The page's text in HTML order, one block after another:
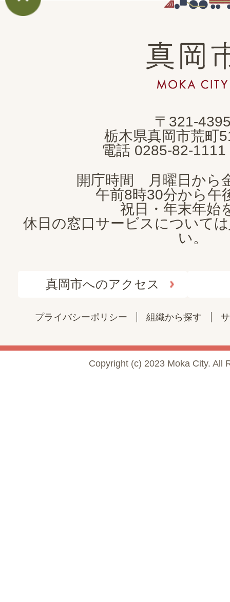
真
岡
市
CITY
〒321-
栃木県真岡市荒町
電話 0285-82-1111
開庁時間 月曜日から
午前8時30分から午
祝日・年末年始
休日の窓口サービスについては
い。
真岡市へのアクセス
プライバシーポリシー 組織から探す
Copyright (c) 2023 Moka City. All